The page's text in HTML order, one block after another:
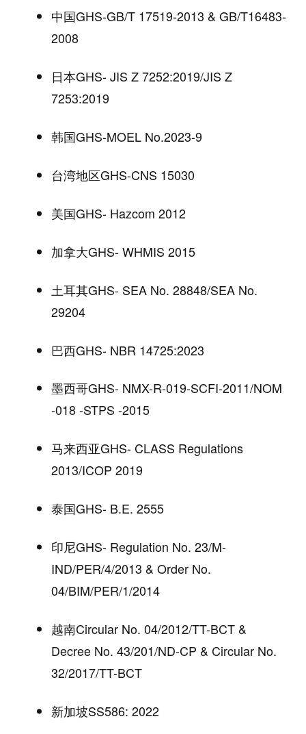
中国GHS-GB/T 17519-2013 & GB/T16483-
2008
日本GHS- JIS Z 7252:2019/JIS Z
7253:2019
韩国GHS-MOEL No.2023-9
台湾地区GHS-CNS 15030
美国GHS- Hazcom 2012
加拿大GHS- WHMIS 2015
土耳其GHS- SEA No. 28848/SEA No.
29204
巴西GHS- NBR 14725:2023
墨西哥GHS- NMX-R-019-SCFI-2011/NOM
-018 -STPS -2015
马来西亚GHS- CLASS Regulations
2013/ICOP 2019
泰国GHS- B.E. 2555
印尼GHS- Regulation No. 23/M-
IND/PER/4/2013 & Order No.
04/BIM/PER/1/2014
越南Circular No. 04/2012/TT-BCT &
Decree No. 43/201/ND-CP & Circular No.
32/2017/TT-BCT
新加坡SS586: 2022